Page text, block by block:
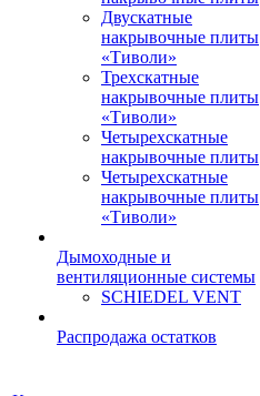
Двускатные
накрывочные плиты
«Тиволи»
Трехскатные
накрывочные плиты
«Тиволи»
Четырехскатные
накрывочные плиты
Четырехскатные
накрывочные плиты
«Тиволи»
Дымоходные и
вентиляционные системы
SCHIEDEL VENT
Распродажа остатков